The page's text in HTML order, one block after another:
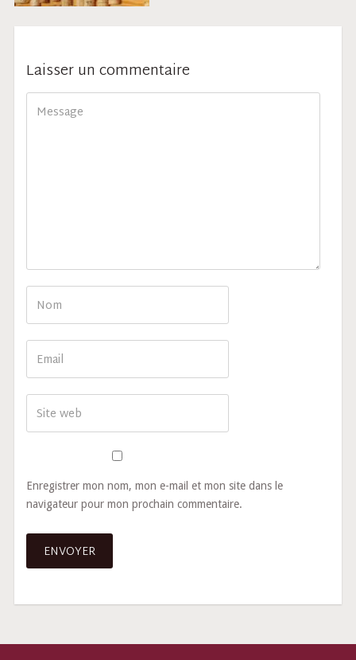
Laisser un commentaire
Enregistrer mon nom, mon e-mail et mon site dans le
navigateur pour mon prochain commentaire.